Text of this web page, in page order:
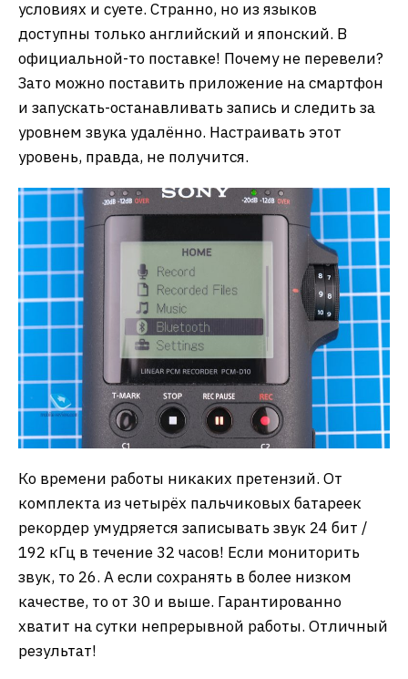
условиях и суете. Странно, но из языков
доступны только английский и японский. В
официальной-то поставке! Почему не перевели?
Зато можно поставить приложение на смартфон
и запускать-останавливать запись и следить за
уровнем звука удалённо. Настраивать этот
уровень, правда, не получится.
Ко времени работы никаких претензий. От
комплекта из четырёх пальчиковых батареек
рекордер умудряется записывать звук 24 бит /
192 кГц в течение 32 часов! Если мониторить
звук, то 26. А если сохранять в более низком
качестве, то от 30 и выше. Гарантированно
хватит на сутки непрерывной работы. Отличный
результат!